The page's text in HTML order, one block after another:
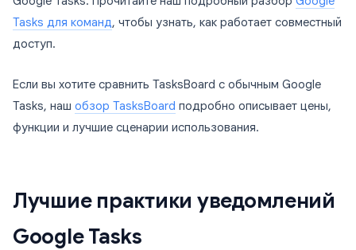
Tasks для команд, чтобы узнать, как работает совместный
доступ.
Если вы хотите сравнить TasksBoard с обычным Google
Tasks, наш обзор TasksBoard подробно описывает цены,
функции и лучшие сценарии использования.
Лучшие практики уведомлений
Google Tasks